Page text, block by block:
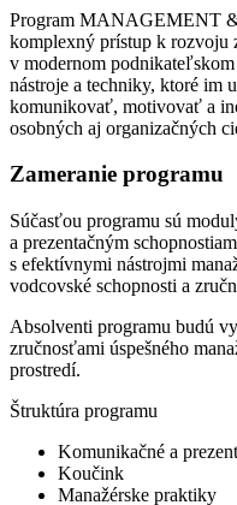
Program MANAGEMENT
komplexný prístup k rozvoju
v modernom
nástroje a techniky, ktoré im
komunikovať, motivovať a
osobných aj organizačných
Zameranie programu
Súčasťou programu sú
a prezentačným
s efektívnymi nástrojmi
vodcovské schopnosti a
Absolventi programu budú
zručnosťami úspešného
prostredí.
Štruktúra programu
Komunikačné a
Koučink
Manažérske praktiky